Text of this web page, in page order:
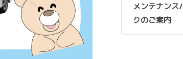
メンテナンス
クのご案内